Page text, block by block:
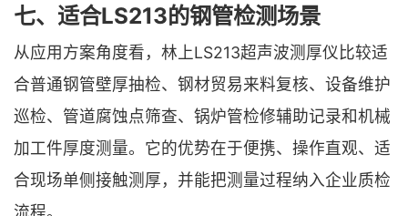
七、适合LS213的钢管检测场景
从应用方案角度看，林上LS213超声波测厚仪比较适
合普通钢管壁厚抽检、钢材贸易来料复核、设备维护
巡检、管道腐蚀点筛查、锅炉管检修辅助记录和机械
加工件厚度测量。它的优势在于便携、操作直观、适
合现场单侧接触测厚，并能把测量过程纳入企业质检
流程。